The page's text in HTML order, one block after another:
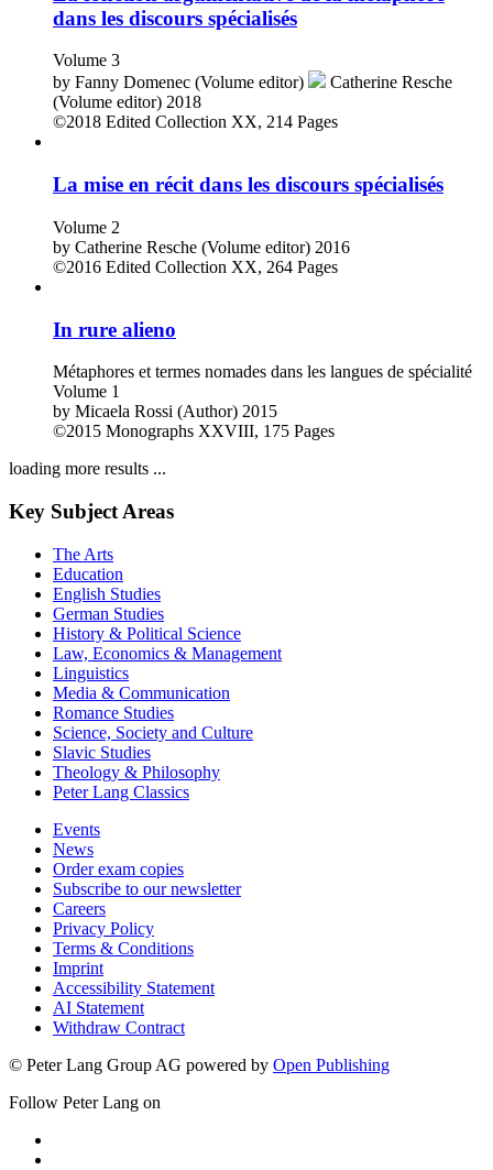
dans les discours spécialisés
Volume 3
by Fanny Domenec (Volume editor)
Catherine Resche
(Volume editor) 2018
©2018 Edited Collection XX, 214 Pages
La mise en récit dans les discours spécialisés
Volume 2
by Catherine Resche (Volume editor) 2016
©2016 Edited Collection XX, 264 Pages
In rure alieno
Métaphores et termes nomades dans les langues de spécialité
Volume 1
by Micaela Rossi (Author) 2015
©2015 Monographs XXVIII, 175 Pages
loading more results ...
Key Subject Areas
The Arts
Education
English Studies
German Studies
History & Political Science
Law, Economics & Management
Linguistics
Media & Communication
Romance Studies
Science, Society and Culture
Slavic Studies
Theology & Philosophy
Peter Lang Classics
Events
News
Order exam copies
Subscribe to our newsletter
Careers
Privacy Policy
Terms & Conditions
Imprint
Accessibility Statement
AI Statement
Withdraw Contract
© Peter Lang Group AG powered by Open Publishing
Follow Peter Lang on